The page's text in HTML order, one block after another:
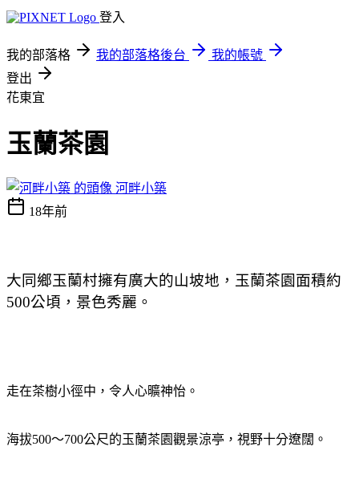
登入
我的部落格 我的部落格後台
我的帳號
登出
花東宜
玉蘭茶園
河畔小築
18年前
大同鄉玉蘭村擁有廣大的山坡地，玉蘭茶園面積約
500公頃，景色秀麗。
走在茶樹小徑中，令人心曠神怡。
海拔500～700公尺的玉蘭茶園觀景涼亭，視野十分遼闊。